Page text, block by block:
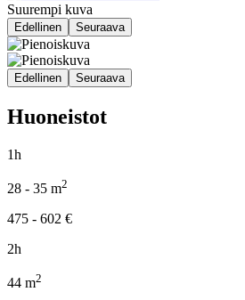
Suurempi kuva
Edellinen Seuraava
Edellinen Seuraava
Huoneistot
1h
28 - 35 m2
475 - 602 €
2h
44 m2